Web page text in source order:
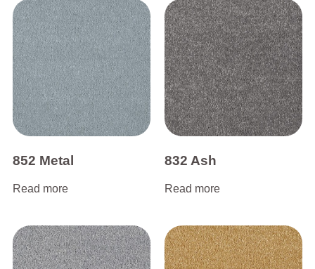
852 Metal
Read more
832 Ash
Read more